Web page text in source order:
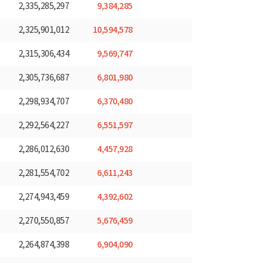
2,335,285,297 9,384,285
2,325,901,012 10,594,578
2,315,306,434 9,569,747
2,305,736,687 6,801,980
2,298,934,707 6,370,480
2,292,564,227 6,551,597
2,286,012,630 4,457,928
2,281,554,702 6,611,243
2,274,943,459 4,392,602
2,270,550,857 5,676,459
2,264,874,398 6,904,090